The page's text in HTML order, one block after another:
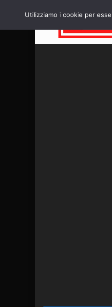
Utilizziamo i cookie per